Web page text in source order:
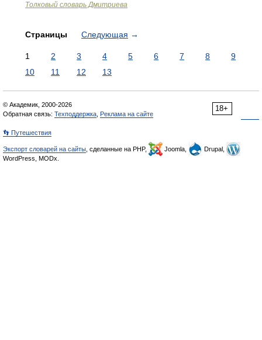
Толковый словарь Дмитриева
Страницы Следующая →
1 2 3 4 5 6 7 8
9
10
11 12 13
18+
© Академик, 2000-2026
Обратная связь: Техподдержка Реклама на сайте
👣 Путешествия
Экспорт словарей на сайты , сделанные на PHP, Joomla,
Drupal,
WordPress, MODx.